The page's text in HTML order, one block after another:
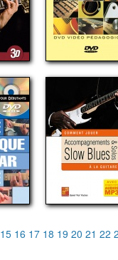
15 16 17 18 19 20 21 22